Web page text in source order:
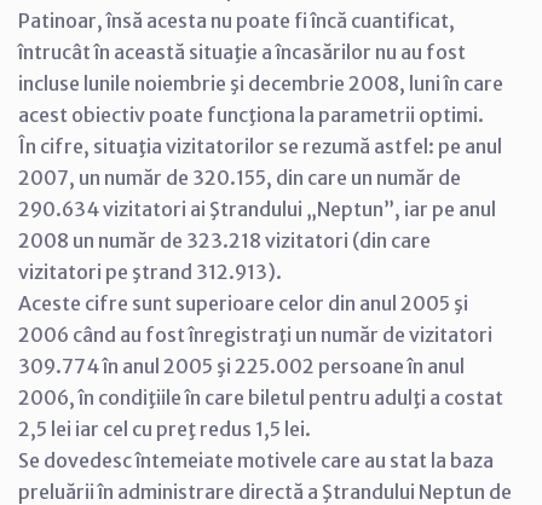
Patinoar, însă acesta nu poate fi încă cuantificat,
întrucât în această situaţie a încasărilor nu au fost
incluse lunile noiembrie şi decembrie 2008, luni în care
acest obiectiv poate funcţiona la parametrii optimi.
În cifre, situaţia vizitatorilor se rezumă astfel: pe anul
2007, un număr de 320.155, din care un număr de
290.634 vizitatori ai Ştrandului „Neptun”, iar pe anul
2008 un număr de 323.218 vizitatori (din care
vizitatori pe ştrand 312.913).
Aceste cifre sunt superioare celor din anul 2005 şi
2006 când au fost înregistraţi un număr de vizitatori
309.774 în anul 2005 şi 225.002 persoane în anul
2006, în condiţiile în care biletul pentru adulţi a costat
2,5 lei iar cel cu preţ redus 1,5 lei.
Se dovedesc întemeiate motivele care au stat la baza
preluării în administrare directă a Ştrandului Neptun de